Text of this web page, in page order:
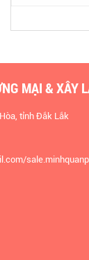
MẠI & XÂY
tỉnh Đắk Lắk